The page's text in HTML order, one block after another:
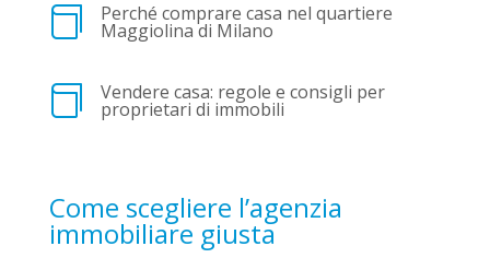
 Perché comprare casa nel quartiere
Maggiolina di Milano
 Vendere casa: regole e consigli per
proprietari di immobili
Come scegliere l’agenzia
immobiliare giusta